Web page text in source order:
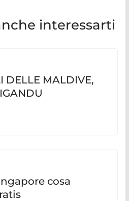
interessarti
DELLE MALDIVE,
cosa